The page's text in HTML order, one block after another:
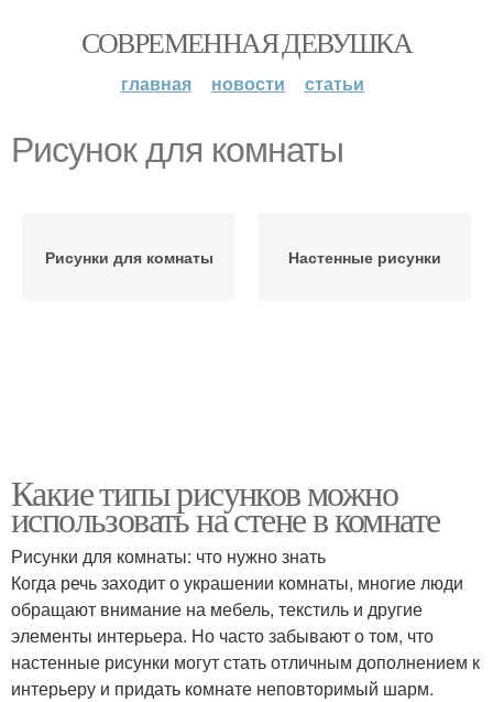
СОВРЕМЕННАЯ ДЕВУШКА
главная новости статьи
Рисунок для комнаты
Рисунки для комнаты Настенные рисунки
Какие типы рисунков можно
использовать на стене в комнате
Рисунки для комнаты: что нужно знать
Когда речь заходит о украшении комнаты, многие люди
обращают внимание на мебель, текстиль и другие
элементы интерьера. Но часто забывают о том, что
настенные рисунки могут стать отличным дополнением к
интерьеру и придать комнате неповторимый шарм.